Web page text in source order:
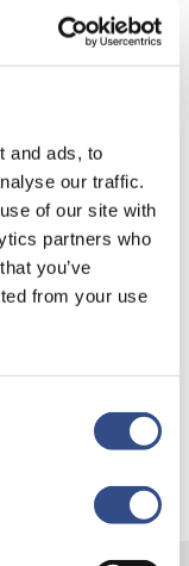
and ads, to
our traffic.
of our site with
partners who
you’ve
from your use
Airport:
2026!